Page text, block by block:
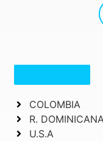
COLOMBIA
R.
U.S.A